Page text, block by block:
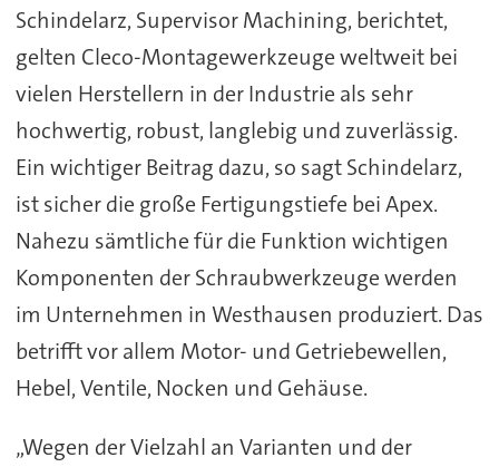
Schindelarz, Supervisor Machining, berichtet,
gelten Cleco-Montagewerkzeuge weltweit bei
vielen Herstellern in der Industrie als sehr
hochwertig, robust, langlebig und zuverlässig.
Ein wichtiger Beitrag dazu, so sagt Schindelarz,
ist sicher die große Fertigungstiefe bei Apex.
Nahezu sämtliche für die Funktion wichtigen
Komponenten der Schraubwerkzeuge werden
im Unternehmen in Westhausen produziert. Das
betrifft vor allem Motor- und Getriebewellen,
Hebel, Ventile, Nocken und Gehäuse.
„Wegen der Vielzahl an Varianten und der